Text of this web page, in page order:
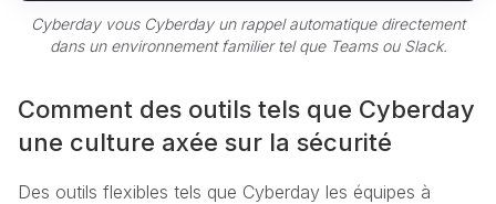
Cyberday vous Cyberday un rappel automatique directement
dans un environnement familier tel que Teams ou Slack.
Comment des outils tels que Cyberday
une culture axée sur la sécurité
Des outils flexibles tels que Cyberday les équipes à